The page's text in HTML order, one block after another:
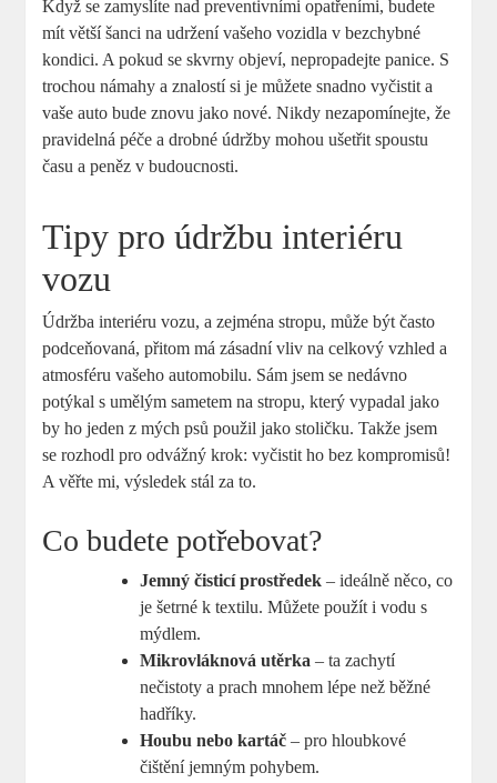
Když se zamyslíte nad preventivními opatřeními, budete
mít větší šanci na udržení vašeho vozidla v bezchybné
kondici. A pokud se skvrny objeví, nepropadejte panice. S
trochou námahy a znalostí si je můžete snadno vyčistit a
vaše auto bude znovu jako nové. Nikdy nezapomínejte, že
pravidelná péče a drobné údržby mohou ušetřit spoustu
času a peněz v budoucnosti.
Tipy pro údržbu interiéru
vozu
Údržba interiéru vozu, a zejména stropu, může být často
podceňovaná, přitom má zásadní vliv na celkový vzhled a
atmosféru vašeho automobilu. Sám jsem se nedávno
potýkal s umělým sametem na stropu, který vypadal jako
by ho jeden z mých psů použil jako stoličku. Takže jsem
se rozhodl pro odvážný krok: vyčistit ho bez kompromisů!
A věřte mi, výsledek stál za to.
Co budete potřebovat?
Jemný čisticí prostředek – ideálně něco, co
je šetrné k textilu. Můžete použít i vodu s
mýdlem.
Mikrovláknová utěrka – ta zachytí
nečistoty a prach mnohem lépe než běžné
hadříky.
Houbu nebo kartáč – pro hloubkové
čištění jemným pohybem.